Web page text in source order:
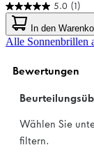
5.0 (1)
5.0
von
5
Sternen.
Bewertung
In den
Alle Sonnenbrillen